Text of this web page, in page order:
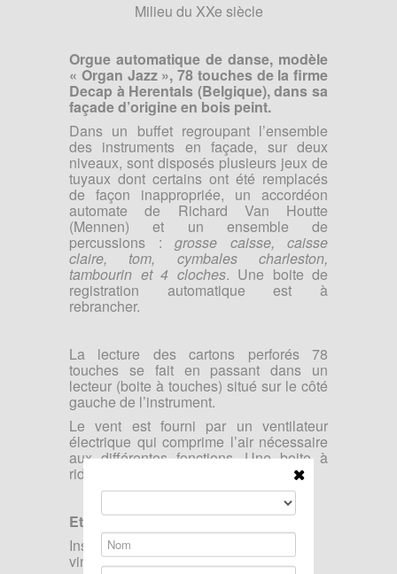
Milieu du XXe siècle
Orgue automatique de danse, modèle
« Organ Jazz », 78 touches de la firme
Decap à Herentals (Belgique), dans sa
façade d’origine en bois peint.
Dans un buffet regroupant l’ensemble
des instruments en façade, sur deux
niveaux, sont disposés plusieurs jeux de
tuyaux dont certains ont été remplacés
de façon inappropriée, un accordéon
automate de Richard Van Houtte
(Mennen) et un ensemble de
percussions : grosse caisse, caisse
claire, tom, cymbales charleston,
tambourin et 4 cloches. Une boite de
registration automatique est à
rebrancher.
La lecture des cartons perforés 78
touches se fait en passant dans un
lecteur (boite à touches) situé sur le côté
gauche de l’instrument.
Le vent est fourni par un ventilateur
électrique qui comprime l’air nécessaire
aux différentes fonctions. Une boite à
rideau régule la pression.
Etat
Instrument sain, à restaurer. Avec une
vingtaine de cartons.